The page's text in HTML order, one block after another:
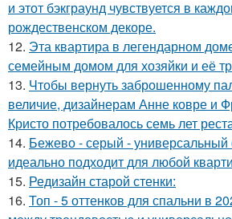
и этот бэкграунд чувствуется в
рождественском декоре.
12. Эта квартира в легендарном
семейным домом для хозяйки и её
13. Чтобы вернуть заброшенному
величие, дизайнерам Анне ковре и
Кристо потребовалось семь лет
14. Бежево - серый - универсальный
идеально подходит для любой
15. Редизайн старой стенки:
16. Топ - 5 оттенков для спальни в